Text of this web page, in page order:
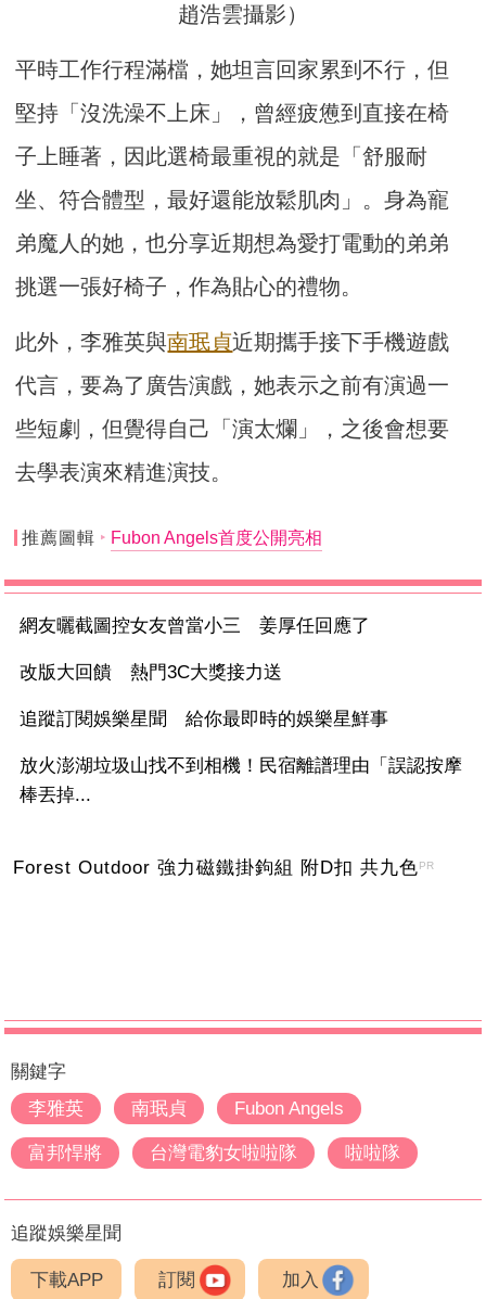
趙浩雲攝影）
平時工作行程滿檔，她坦言回家累到不行，但
堅持「沒洗澡不上床」，曾經疲憊到直接在椅
子上睡著，因此選椅最重視的就是「舒服耐
坐、符合體型，最好還能放鬆肌肉」。身為寵
弟魔人的她，也分享近期想為愛打電動的弟弟
挑選一張好椅子，作為貼心的禮物。
此外，李雅英與南珉貞近期攜手接下手機遊戲
代言，要為了廣告演戲，她表示之前有演過一
些短劇，但覺得自己「演太爛」，之後會想要
去學表演來精進演技。
推薦圖輯 Fubon Angels首度公開亮相
網友曬截圖控女友曾當小三 姜厚任回應了
改版大回饋 熱門3C大獎接力送
追蹤訂閱娛樂星聞 給你最即時的娛樂星鮮事
放火澎湖垃圾山找不到相機！民宿離譜理由「誤認按摩
棒丟掉...
Forest Outdoor 強力磁鐵掛鉤組 附D扣 共九色 PR
關鍵字
李雅英
南珉貞 Fubon Angels
富邦悍將 台灣電豹女啦啦隊 啦啦隊
追蹤娛樂星聞
下載APP 訂閱 加入